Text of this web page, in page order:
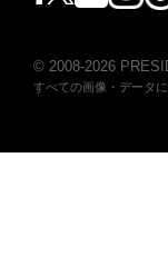
© 2008-2026
すべての画像・データ